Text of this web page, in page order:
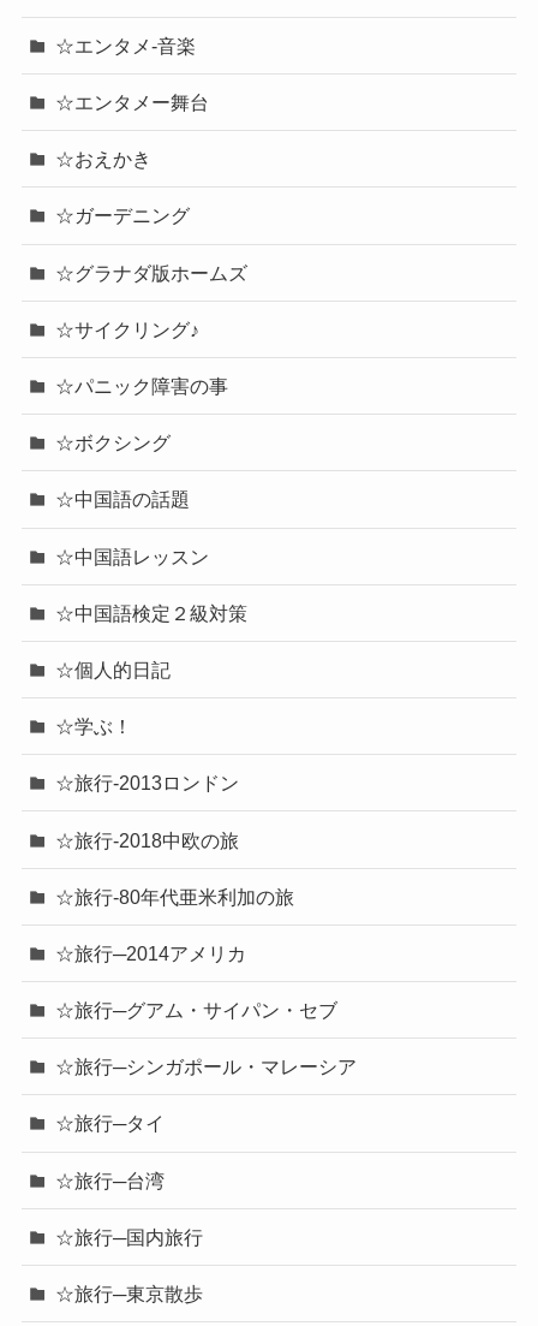
☆エンタメ-音楽
☆エンタメー舞台
☆おえかき
☆ガーデニング
☆グラナダ版ホームズ
☆サイクリング♪
☆パニック障害の事
☆ボクシング
☆中国語の話題
☆中国語レッスン
☆中国語検定２級対策
☆個人的日記
☆学ぶ！
☆旅行-2013ロンドン
☆旅行-2018中欧の旅
☆旅行-80年代亜米利加の旅
☆旅行─2014アメリカ
☆旅行─グアム・サイパン・セブ
☆旅行─シンガポール・マレーシア
☆旅行─タイ
☆旅行─台湾
☆旅行─国内旅行
☆旅行─東京散歩